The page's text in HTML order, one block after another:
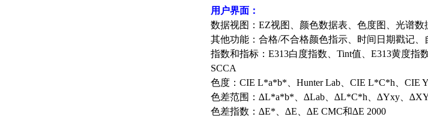
用户界面：
数据视图：EZ视图、颜色数据表、色度图、光谱数
其他功能：合格/不合格颜色指示、时间日期戳记
指数和指标：E313白度指数、Tint值、E313黄度指
SCCA
色度：CIE L*a*b*、Hunter Lab、CIE L*C*h、CIE
色差范围：∆L*a*b*、∆Lab、∆L*C*h、∆Yxy、
色差指数：∆E*、∆E、∆E CMC和∆E 2000